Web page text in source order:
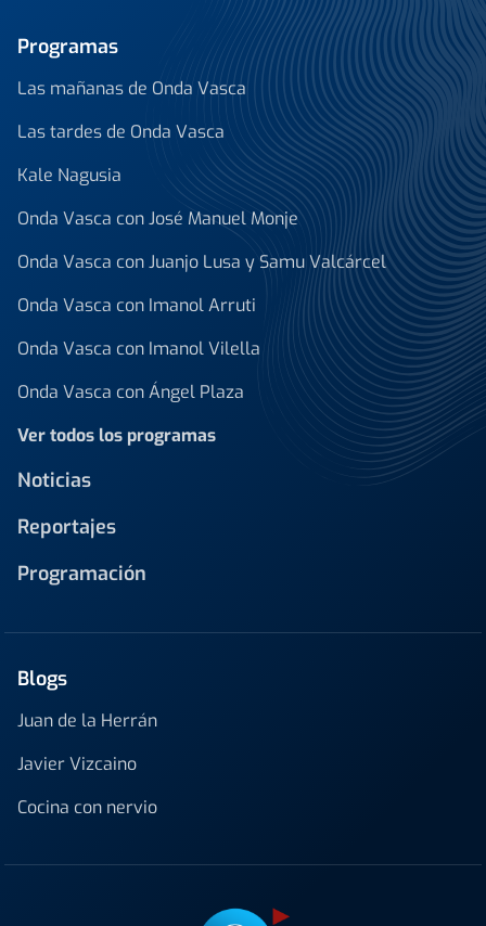
Programas
Las mañanas de Onda Vasca
Las tardes de Onda Vasca
Kale Nagusia
Onda Vasca con José Manuel Monje
Onda Vasca con Juanjo Lusa y Samu Valcárcel
Onda Vasca con Imanol Arruti
Onda Vasca con Imanol Vilella
Onda Vasca con Ángel Plaza
Ver todos los programas
Noticias
Reportajes
Programación
Blogs
Juan de la Herrán
Javier Vizcaino
Cocina con nervio